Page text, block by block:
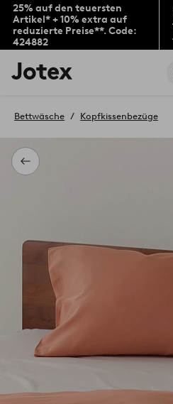
25% auf den teuersten
Artikel* + 10% extra auf
reduzierte Preise**. Code:
424882
Jotex-
Logo
Startseite
Zurück
Bettwäsche Kopfkissenbezüge